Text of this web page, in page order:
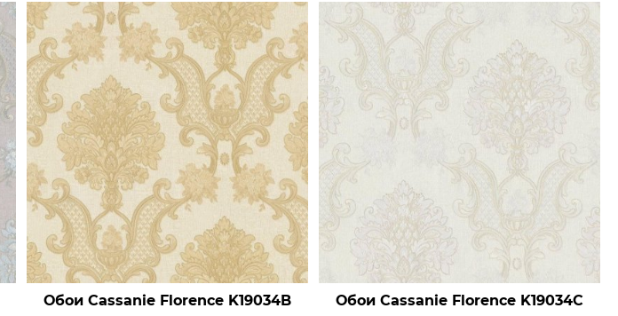
Обои Cassanie Florence K19034B Обои Cassanie Florence K19034C